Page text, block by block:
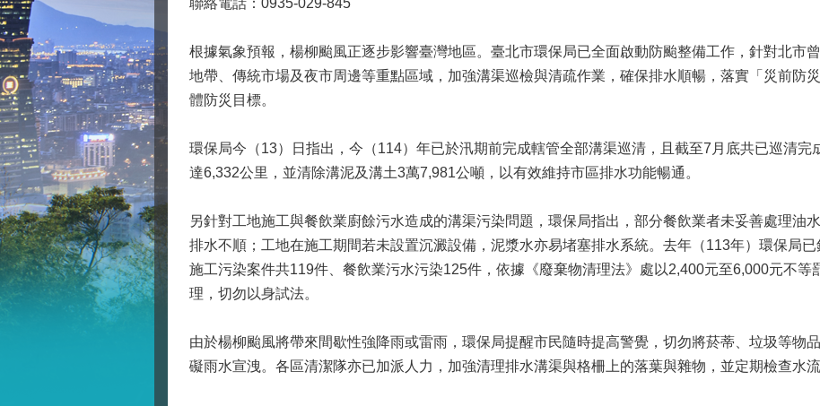
聯絡電話：0935-029-845
根據氣象預報，楊柳颱風正逐步影響臺灣地區。臺北市環保局已全面啟動防颱整備工作，針對北市
地帶、傳統市場及夜市周邊等重點區域，加強溝渠巡檢與清疏作業，確保排水順暢，落實「災前防
體防災目標。
環保局今（13）日指出，今（114）年已於汛期前完成轄管全部溝渠巡清，且截至7月底共已巡清完
達6,332公里，並清除溝泥及溝土3萬7,981公噸，以有效維持市區排水功能暢通。
另針對工地施工與餐飲業廚餘污水造成的溝渠污染問題，環保局指出，部分餐飲業者未妥善處理油
排水不順；工地在施工期間若未設置沉澱設備，泥漿水亦易堵塞排水系統。去年（113年）環保局
施工污染案件共119件、餐飲業污水污染125件，依據《廢棄物清理法》處以2,400元至6,000元不等
理，切勿以身試法。
由於楊柳颱風將帶來間歇性強降雨或雷雨，環保局提醒市民隨時提高警覺，切勿將菸蒂、垃圾等物
礙雨水宣洩。各區清潔隊亦已加派人力，加強清理排水溝渠與格柵上的落葉與雜物，並定期檢查水流